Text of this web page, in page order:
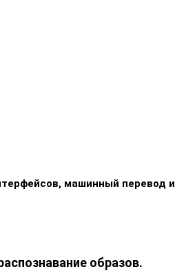
машинный перевод и
образов.